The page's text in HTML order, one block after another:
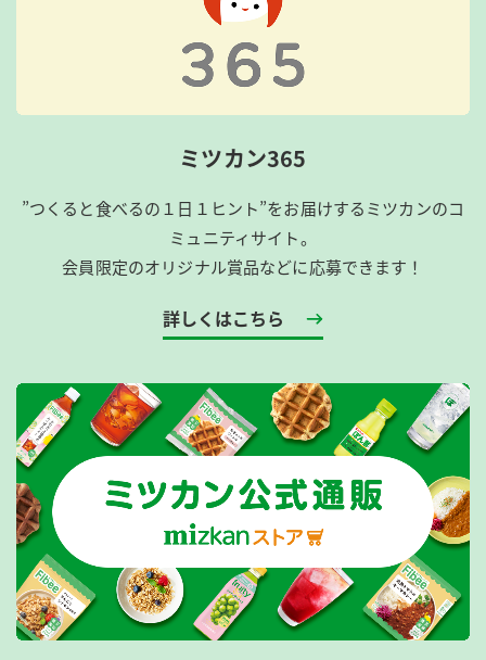
ミツカン365
”つくると食べるの１日１ヒント”をお届けするミツカンのコ
ミュニティサイト。
会員限定のオリジナル賞品などに応募できます！
詳しくはこちら